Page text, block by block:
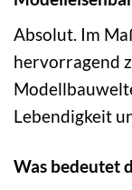
Absolut. Im
hervorragend
Lebendigkeit
Was bedeutet